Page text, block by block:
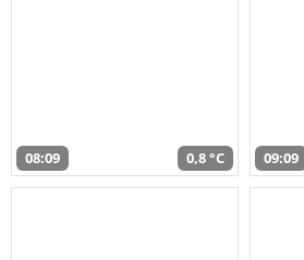
08:09 0,8 °C 09:09